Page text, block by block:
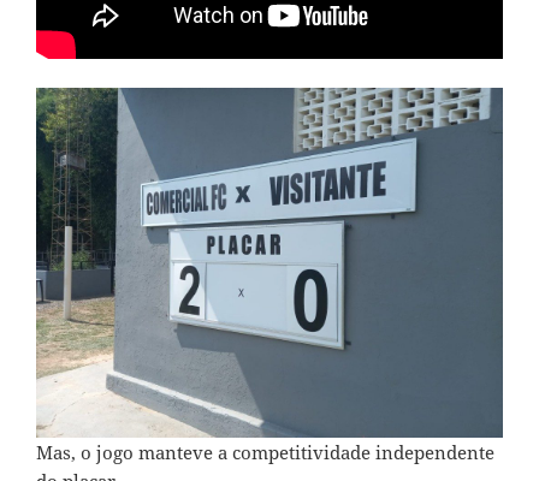
Mas, o jogo manteve a competitividade independente